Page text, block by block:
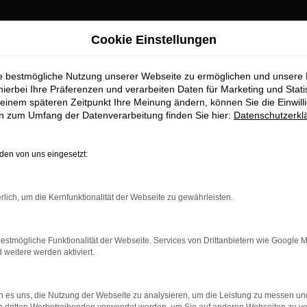
bestimmter Seiten verhindern. Funktioniert die Seite in
beheben.
auf dem neuesten Stand sind.
kann auch dazu führen, dass bestimmte Funktionen
Cookie Einstellungen
bestmögliche Nutzung unserer Webseite zu ermöglichen und unsere
Ihre Präferenzen und verarbeiten Daten für Marketing und
späteren Zeitpunkt Ihre Meinung ändern, können Sie die
zum Umfang der Datenverarbeitung finden Sie hier:
von uns eingesetzt:
um die Kernfunktionalität der Webseite zu gewährleisten.
Funktionalität der Webseite. Services von Drittanbietern wie Google
weitere werden aktiviert.
es uns, die Nutzung der Webseite zu analysieren, um die Leistung zu messen